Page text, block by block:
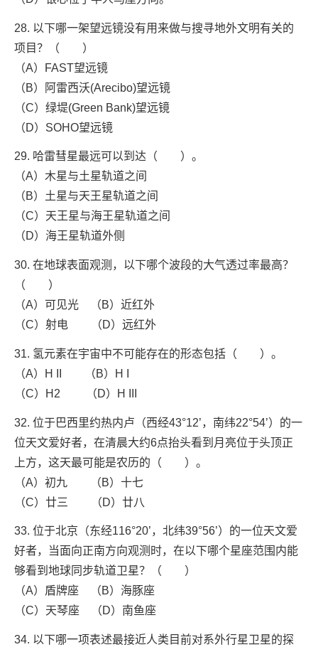
28. 以下哪一架望远镜没有用来做与搜寻地外文明有关的
项目？（ ）
（A）FAST望远镜
（B）阿雷西沃(Arecibo)望远镜
（C）绿堤(Green Bank)望远镜
（D）SOHO望远镜
29. 哈雷彗星最远可以到达（ ）。
（A）木星与土星轨道之间
（B）土星与天王星轨道之间
（C）天王星与海王星轨道之间
（D）海王星轨道外侧
30. 在地球表面观测，以下哪个波段的大气透过率最高？
（ ）
（A）可见光 （B）近红外
（C）射电 （D）远红外
31. 氢元素在宇宙中不可能存在的形态包括（ ）。
（A）H II （B）H I
（C）H2 （D）H III
32. 位于巴西里约热内卢（西经43°12’，南纬22°54’）的一
位天文爱好者，在清晨大约6点抬头看到月亮位于头顶正
上方，这天最可能是农历的（ ）。
（A）初九 （B）十七
（C）廿三 （D）廿八
33. 位于北京（东经116°20’，北纬39°56’）的一位天文爱
好者，当面向正南方向观测时，在以下哪个星座范围内能
够看到地球同步轨道卫星？（ ）
（A）盾牌座 （B）海豚座
（C）天琴座 （D）南鱼座
34. 以下哪一项表述最接近人类目前对系外行星卫星的探